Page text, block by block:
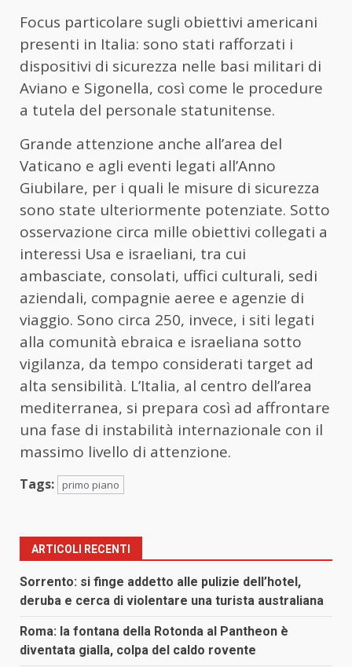
Focus particolare sugli obiettivi americani
presenti in Italia: sono stati rafforzati i
dispositivi di sicurezza nelle basi militari di
Aviano e Sigonella, così come le procedure
a tutela del personale statunitense.
Grande attenzione anche all’area del
Vaticano e agli eventi legati all’Anno
Giubilare, per i quali le misure di sicurezza
sono state ulteriormente potenziate. Sotto
osservazione circa mille obiettivi collegati a
interessi Usa e israeliani, tra cui
ambasciate, consolati, uffici culturali, sedi
aziendali, compagnie aeree e agenzie di
viaggio. Sono circa 250, invece, i siti legati
alla comunità ebraica e israeliana sotto
vigilanza, da tempo considerati target ad
alta sensibilità. L’Italia, al centro dell’area
mediterranea, si prepara così ad affrontare
una fase di instabilità internazionale con il
massimo livello di attenzione.
Tags: primo piano
ARTICOLI RECENTI
Sorrento: si finge addetto alle pulizie dell’hotel,
deruba e cerca di violentare una turista australiana
Roma: la fontana della Rotonda al Pantheon è
diventata gialla, colpa del caldo rovente